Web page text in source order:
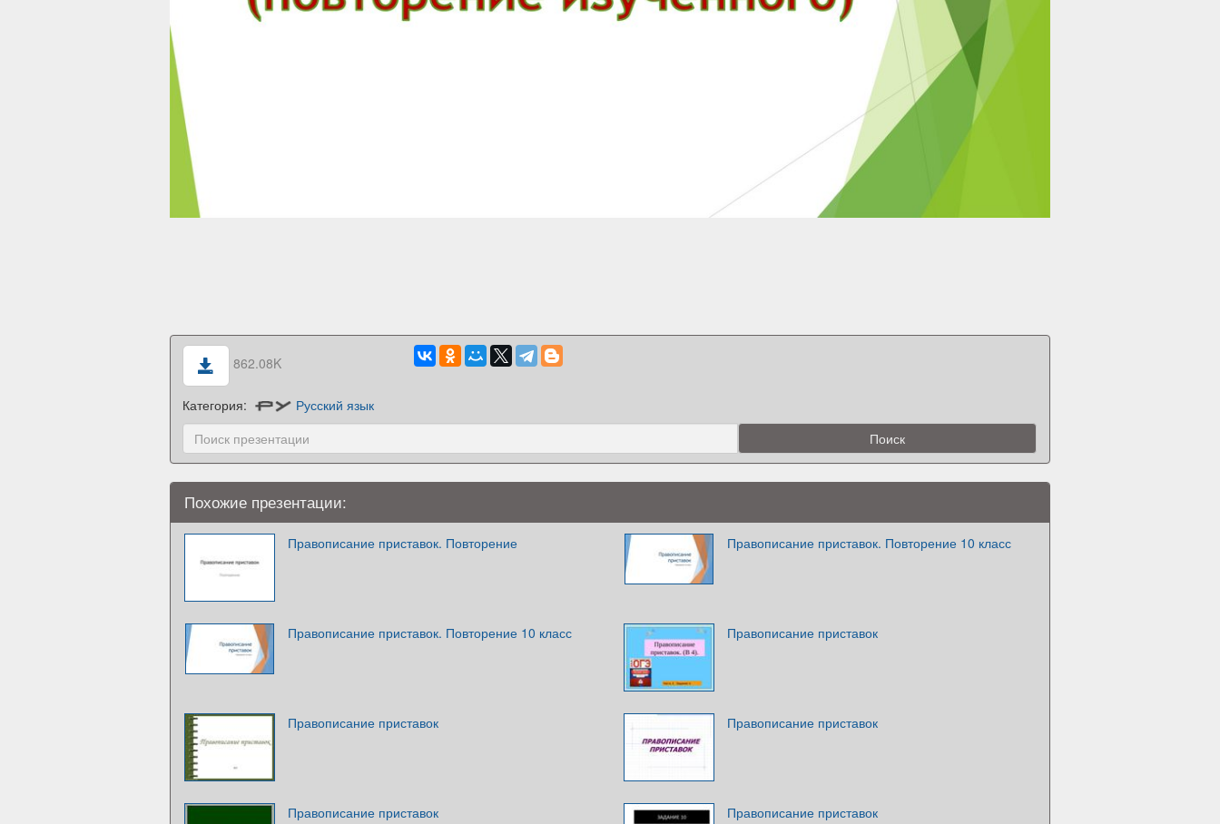
862.08K
Категория: Русский язык
Похожие презентации:
Правописание приставок. Повторение Правописание приставок. Повторение 10 класс
Правописание приставок. Повторение 10 класс Правописание приставок
Правописание приставок Правописание приставок
Правописание приставок Правописание приставок